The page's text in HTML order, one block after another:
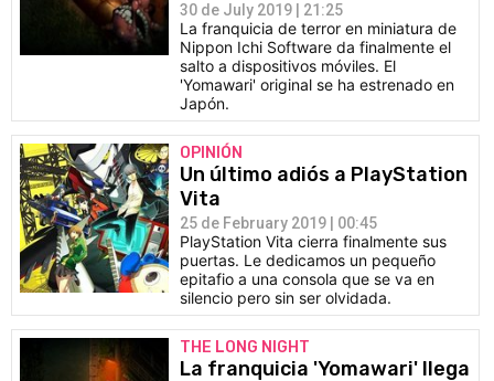
30 de July 2019 | 21:25
La franquicia de terror en miniatura de
Nippon Ichi Software da finalmente el
salto a dispositivos móviles. El
'Yomawari' original se ha estrenado en
Japón.
OPINIÓN
Un último adiós a PlayStation
Vita
25 de February 2019 | 00:45
PlayStation Vita cierra finalmente sus
puertas. Le dedicamos un pequeño
epitafio a una consola que se va en
silencio pero sin ser olvidada.
THE LONG NIGHT
La franquicia 'Yomawari' llega